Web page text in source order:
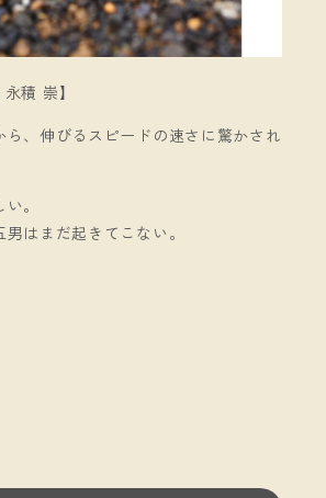
積 崇】
ら、伸びるスピードの速さに驚かされ
。
男はまだ起きてこない。